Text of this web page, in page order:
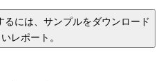
には、サンプルをダウンロード
レポート。